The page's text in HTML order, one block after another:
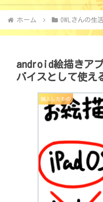
ホーム OWLさんの生
android絵描きア
バイスとして使え
購入したもの